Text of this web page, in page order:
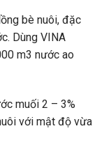
bè nuôi, đặc
Dùng VINA
m3 nước ao
muối 2 – 3%
với mật độ vừa